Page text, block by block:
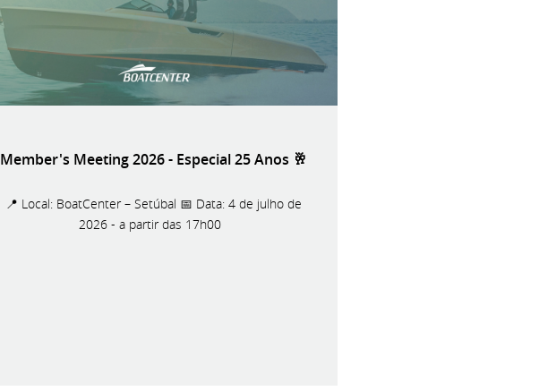
Member's Meeting 2026 - Especial 25 Anos 🥂
📍 Local: BoatCenter – Setúbal 📅 Data: 4 de julho de
2026 - a partir das 17h00